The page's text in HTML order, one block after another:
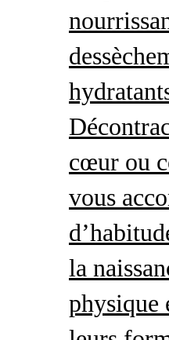
cœur ou
vous
la
physique